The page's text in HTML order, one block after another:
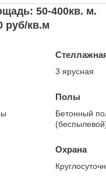
50-400кв. м.
руб/кв.м
3 ярусная
Полы
Бетонный
Охрана